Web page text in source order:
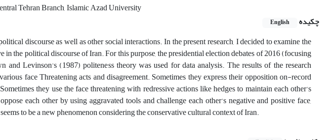
Tehran Branch, Islamic Azad University
چکیده
English
discourse as well as other social interactions. In the present research, I decided to examine the
the political discourse of Iran. For this purpose, the presidential election debates of 2016 (focusing
and Levinson's (1987) politeness theory was used for data analysis. The results of the research
face Threatening acts and disagreement. Sometimes they express their opposition on-record
they use the face threatening with redressive actions like hedges to maintain each other's
each other by using aggravated tools and challenge each other's negative and positive face,
to be a new phenomenon considering the conservative cultural context of Iran.